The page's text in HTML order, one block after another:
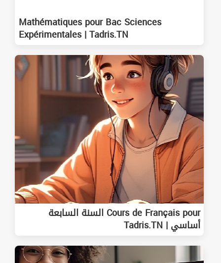
Mathématiques pour Bac Sciences
Expérimentales | Tadris.TN
Cours de Français pour السنة السابعة
أساسي | Tadris.TN